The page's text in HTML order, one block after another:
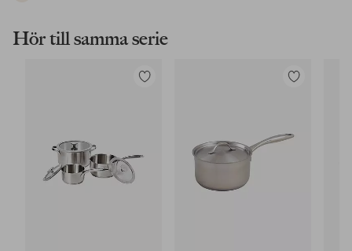
Hör till samma serie
Lägg
Lägg